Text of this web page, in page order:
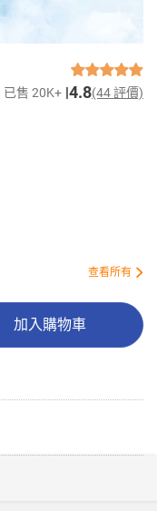
已售 20K+ 4.8(44 評價)
查看所有
加入購物車